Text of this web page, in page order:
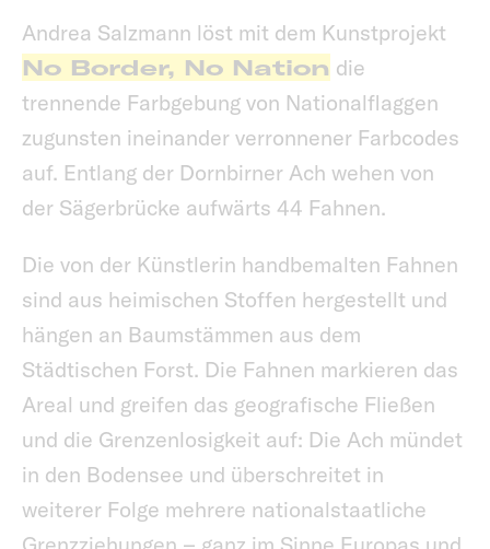
Andrea Salzmann löst mit dem Kunstprojekt
No Border, No Nation die
trennende Farbgebung von Nationalflaggen
zugunsten ineinander verronnener Farbcodes
auf. Entlang der Dornbirner Ach wehen von
der Sägerbrücke aufwärts 44 Fahnen.
Die von der Künstlerin handbemalten Fahnen
sind aus heimischen Stoffen hergestellt und
hängen an Baumstämmen aus dem
Städtischen Forst. Die Fahnen markieren das
Areal und greifen das geografische Fließen
und die Grenzenlosigkeit auf: Die Ach mündet
in den Bodensee und überschreitet in
weiterer Folge mehrere nationalstaatliche